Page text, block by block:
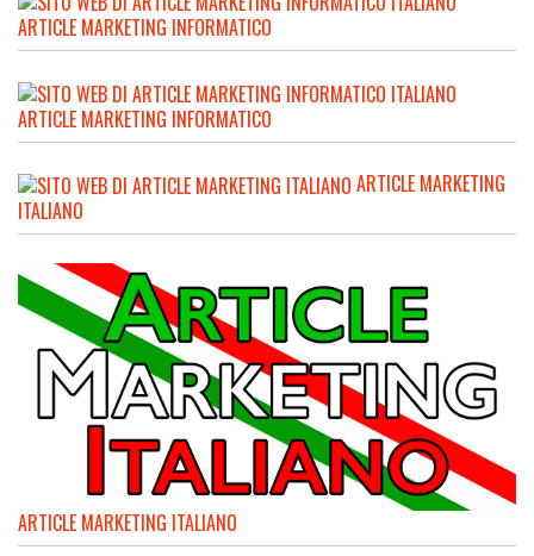
ARTICLE MARKETING INFORMATICO
ARTICLE MARKETING INFORMATICO
ARTICLE MARKETING
ITALIANO
ARTICLE MARKETING ITALIANO